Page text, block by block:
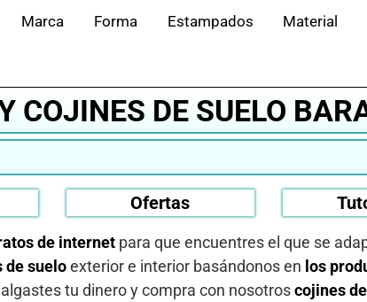
Marca Forma Estampados Material
COJINES DE SUELO
Ofertas
de internet para que encuentres el que se
de sueloexterior e interior basándonos en los
tu dinero y compra con nosotroscojines